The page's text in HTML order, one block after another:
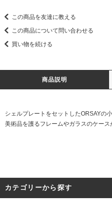
この商品を友達に教える
この商品について問い合わせる
買い物を続ける
商品説明
シェルプレートをセットしたORSAYの
美術品を護るフレームやガラスのケース
カテゴリーから探す